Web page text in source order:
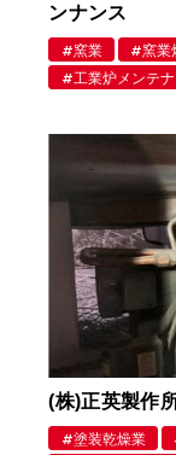
ンナンス
窯業 窯業
工業炉メンテ
(株)正英製作
塗装乾燥業